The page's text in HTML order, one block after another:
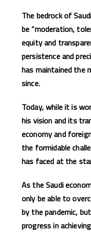
The bedrock of
be “moderation,
equity and
persistence and
has maintained the
since.
Today, while it is
his vision and its
economy and
the formidable
has faced at the
As the Saudi
only be able to
by the pandemic,
progress in